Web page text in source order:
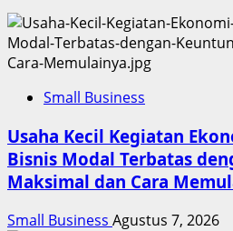
Small Business
Usaha Kecil Kegiatan
Bisnis Modal Terbatas
Maksimal dan Cara
Small Business Agustus 7, 2026